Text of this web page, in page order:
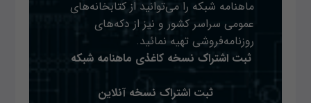
ماهنامه شبکه را می‌توانید از کتابخانه‌های
عمومی سراسر کشور و نیز از دکه‌های
روزنامه‌فروشی تهیه نمائید.
ثبت اشتراک نسخه کاغذی ماهنامه شبکه
ثبت اشتراک نسخه آنلاین